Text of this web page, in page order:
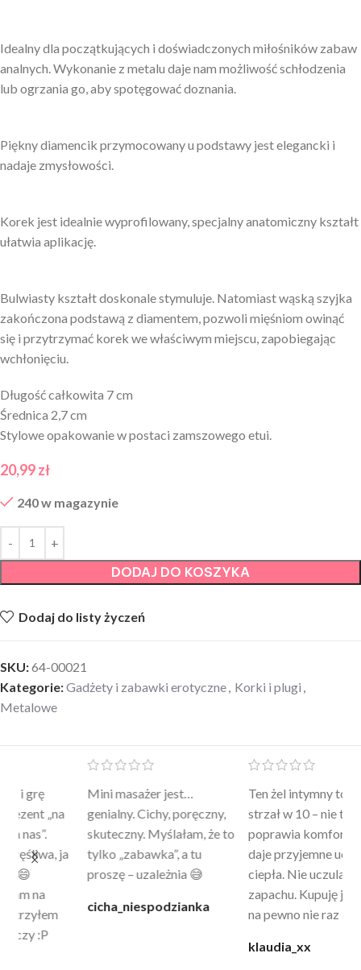
Idealny dla początkujących i doświadczonych miłośników zabaw
analnych. Wykonanie z metalu daje nam możliwość schłodzenia
lub ogrzania go, aby spotęgować doznania.
Piękny diamencik przymocowany u podstawy jest elegancki i
nadaje zmysłowości.
Korek jest idealnie wyprofilowany, specjalny anatomiczny kształt
ułatwia aplikację.
Bulwiasty kształt doskonale stymuluje. Natomiast wąską szyjka
zakończona podstawą z diamentem, pozwoli mięśniom owinąć
się i przytrzymać korek we właściwym miejscu, zapobiegając
wchłonięciu.
Długość całkowita 7 cm
Średnica 2,7 cm
Stylowe opakowanie w postaci zamszowego etui.
20,99zł
240 w magazynie
DODAJ DO KOSZYKA
Dodaj do listy życzeń
SKU:64-00021
Kategorie:Gadżety i zabawki erotyczne, Korki i plugi ,
Metalowe
Mini masażer jest…
genialny. Cichy, poręczny,
skuteczny. Myślałam, że to
tylko „zabawka”, a tu
proszę – uzależnia 😅
cicha_niespodzianka
Ten żel intymny to był
strzał w 10 – nie tylko
poprawia komfort, ale też
daje przyjemne uczucie
ciepła. Nie uczula, bez
zapachu. Kupuję już 3 raz i
na pewno nie raz kupie